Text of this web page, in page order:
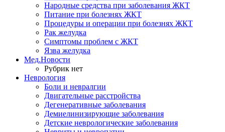
Народные средства при заболевания ЖКТ
Питание при болезнях ЖКТ
Процедуры и операции при болезнях ЖКТ
Рак желудка
Симптомы проблем с ЖКТ
Язва желудка
Мед.Новости
Рубрик нет
Неврология
Боли и невралгии
Двигательные расстройства
Дегенеративные заболевания
Демиелинизирующие заболевания
Детские неврологические заболевания